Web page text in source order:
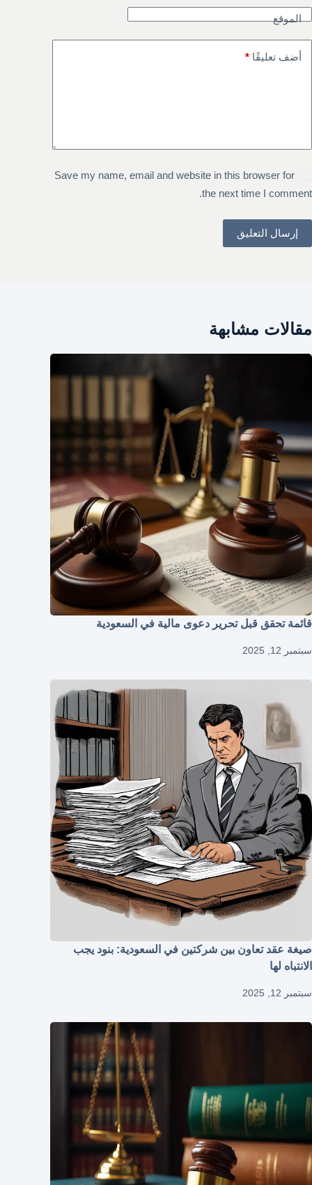
الموقع
أضف تعليقًا *
Save my name, email and website in this browser for
the next time I comment.
إرسال التعليق
مقالات مشابهة
قائمة تحقق قبل تحرير دعوى مالية في السعودية
سبتمبر 12, 2025
صيغة عقد تعاون بين شركتين في السعودية: بنود يجب
الانتباه لها
سبتمبر 12, 2025